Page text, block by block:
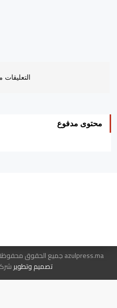
التعليقات
محتوى مدفوع
azulpress.ma جميع الحقوق محفوظة
تصميم وتطوير